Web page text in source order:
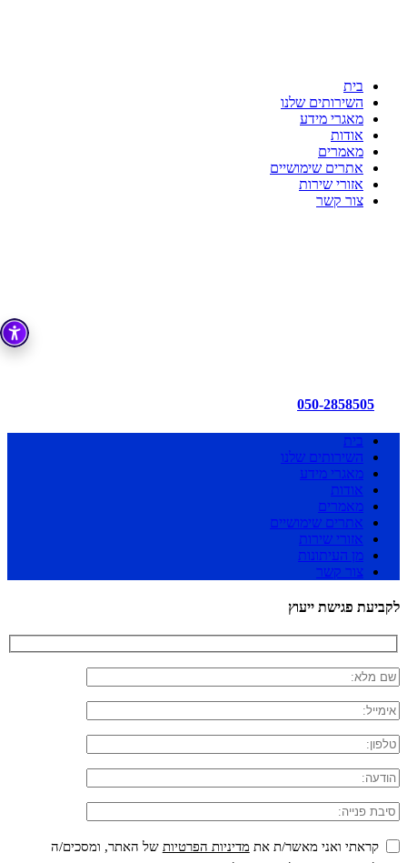
בית
השירותים שלנו
מאגרי מידע
אודות
מאמרים
אתרים שימושיים
אזורי שירות
צור קשר
050-2858505
בית
השירותים שלנו
מאגרי מידע
אודות
מאמרים
אתרים שימושיים
אזורי שירות
מן העיתונות
צור קשר
לקביעת פגישת ייעוץ
קראתי ואני מאשר/ת את מדיניות הפרטיות של האתר, ומסכים/ה